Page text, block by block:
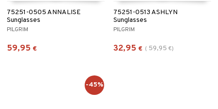
75251-0505 ANNALISE
Sunglasses
PILGRIM
59,95 €
75251-0513 ASHLYN
Sunglasses
PILGRIM
32,95 € ( 59,95 €)
-45%